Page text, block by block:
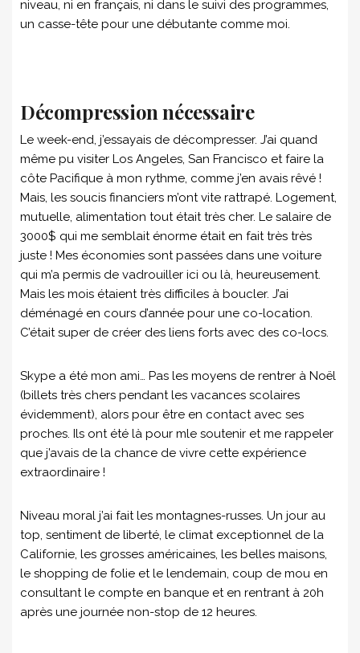
niveau, ni en français, ni dans le suivi des programmes,
un casse-tête pour une débutante comme moi.
Décompression nécessaire
Le week-end, j’essayais de décompresser. J’ai quand
même pu visiter Los Angeles, San Francisco et faire la
côte Pacifique à mon rythme, comme j’en avais rêvé !
Mais, les soucis financiers m’ont vite rattrapé. Logement,
mutuelle, alimentation tout était très cher. Le salaire de
3000$ qui me semblait énorme était en fait très très
juste ! Mes économies sont passées dans une voiture
qui m’a permis de vadrouiller ici ou là, heureusement.
Mais les mois étaient très difficiles à boucler. J’ai
déménagé en cours d’année pour une co-location.
C’était super de créer des liens forts avec des co-locs.
Skype a été mon ami… Pas les moyens de rentrer à Noël
(billets très chers pendant les vacances scolaires
évidemment), alors pour être en contact avec ses
proches. Ils ont été là pour mle soutenir et me rappeler
que j’avais de la chance de vivre cette expérience
extraordinaire !
Niveau moral j’ai fait les montagnes-russes. Un jour au
top, sentiment de liberté, le climat exceptionnel de la
Californie, les grosses américaines, les belles maisons,
le shopping de folie et le lendemain, coup de mou en
consultant le compte en banque et en rentrant à 20h
après une journée non-stop de 12 heures.